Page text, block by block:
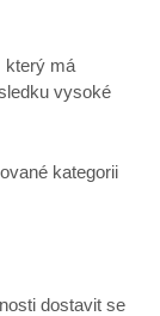
který má
vysoké
kategorii
dostavit se